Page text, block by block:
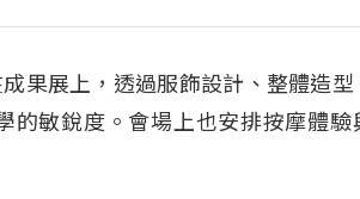
果展上，透過服飾設計、整體造型
的敏銳度。會場上也安排按摩體驗